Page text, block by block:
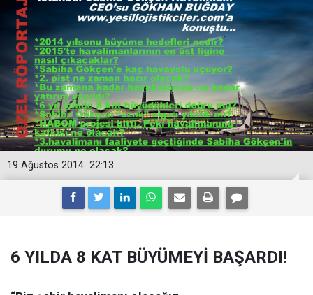
22:13
19 Ağustos 2014
6 YILDA 8 KAT BÜYÜMEYİ BAŞARDI!